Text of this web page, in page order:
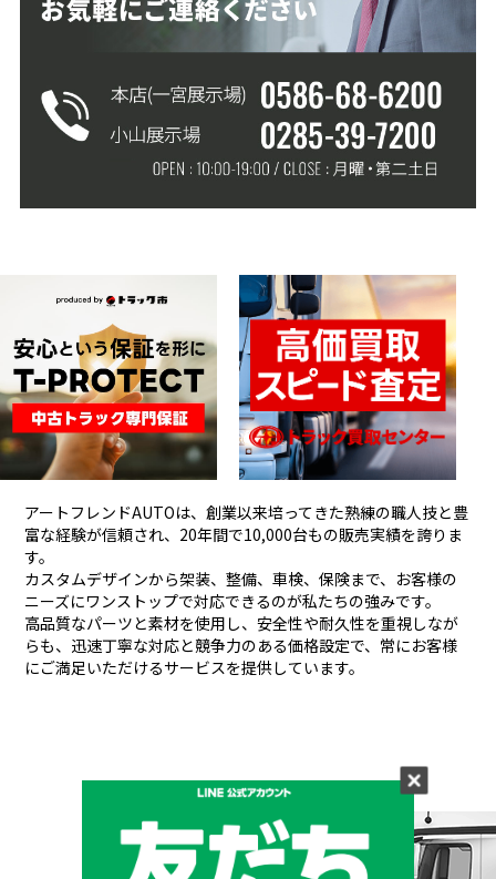
アートフレンドAUTOは、創業以来培ってきた熟練の職人技と豊
富な経験が信頼され、 20年間で10,000台もの販売実績を誇りま
す。
カスタムデザインから架装、整備、車検、保険まで、お客様の
ニーズにワンストップで対応できるのが私たちの強みです。
高品質なパーツと素材を使用し、安全性や耐久性を重視しなが
らも、 迅速丁寧な対応と競争力のある価格設定で、常にお客様
にご満足いただけるサービスを提供しています。
メーカーと形状から探す
BRAND & TYPE